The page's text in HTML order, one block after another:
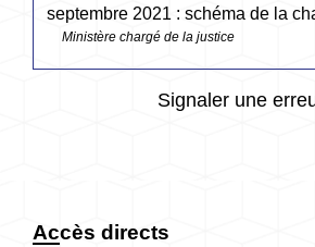
septembre 2021 : schéma de la
Ministère chargé de la justice
Signaler une
Accès directs